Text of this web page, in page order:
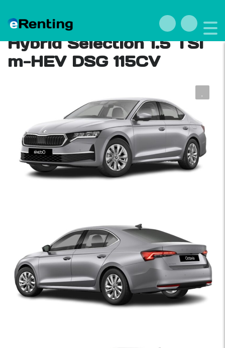
Renting Skoda Octavia
Hybrid Selection 1.5 TSI
m-HEV DSG 115CV